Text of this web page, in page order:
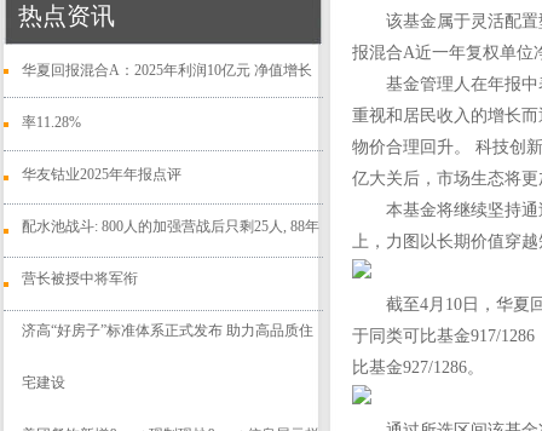
热点资讯
华夏回报混合A：2025年利润10亿元 净值增长
率11.28%
华友钴业2025年年报点评
配水池战斗: 800人的加强营战后只剩25人, 88年
营长被授中将军衔
济高“好房子”标准体系正式发布 助力高品质住
宅建设
该基金属于灵活配置型
报混合A近一年复权单位
基金管理人在年报中表
重视和居民收入的增长
物价合理回升。 科技创
亿大关后，市场生态将
本基金将继续坚持通过
上，力图以长期价值穿
截至4月10日，华夏回
于同类可比基金917/
比基金927/1286。